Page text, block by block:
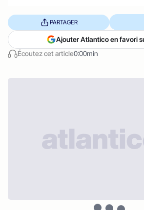
Écoutez cet article0:00min
PARTAGER
Ajouter Atlantico en favori